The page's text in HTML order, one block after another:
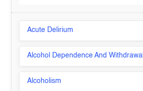
Acute Delirium
Alcohol Dependence And Withdrawal
Alcoholism